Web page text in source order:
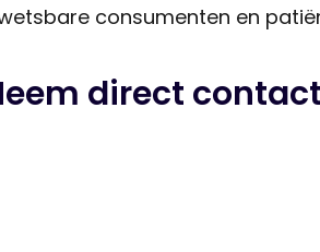
consumenten en
direct